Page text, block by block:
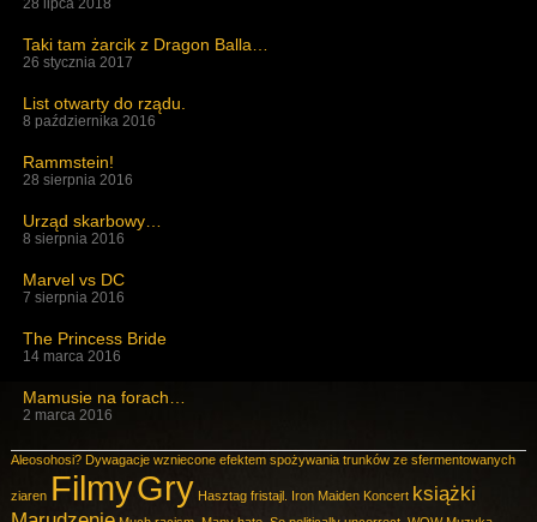
28 lipca 2018
Taki tam żarcik z Dragon Balla…
26 stycznia 2017
List otwarty do rządu.
8 października 2016
Rammstein!
28 sierpnia 2016
Urząd skarbowy…
8 sierpnia 2016
Marvel vs DC
7 sierpnia 2016
The Princess Bride
14 marca 2016
Mamusie na forach…
2 marca 2016
Aleosohosi? Dywagacje wzniecone efektem spożywania trunków ze sfermentowanych
ziaren FilmyGry Hasztag fristajl. Iron Maiden Koncert książki